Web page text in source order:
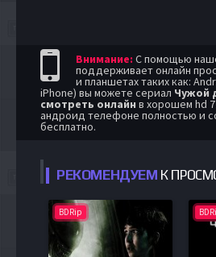
Внимание: С помощью
поддерживает онлайн
и планшетах таких как:
iPhone) вы можете сериал Чужой
смотреть онлайн в хорошем hd
андроид телефоне полностью и
бесплатно.
РЕКОМЕНДУЕМ К
BDRip